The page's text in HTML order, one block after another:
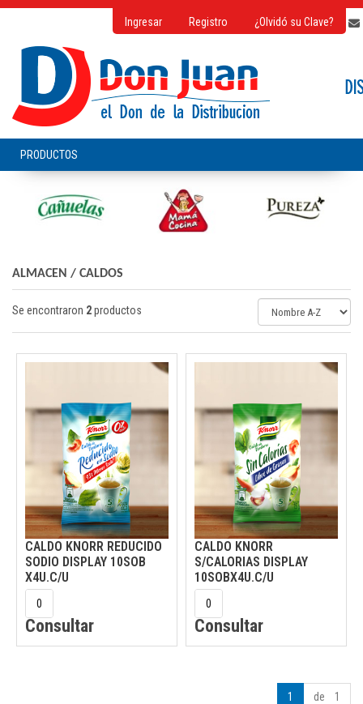
Ingresar Registro ¿Olvidó su Clave?
ALMACEN / CALDOS
Se encontraron 2productos
CALDO KNORR REDUCIDO
SODIO DISPLAY 10SOB
X4U.C/U
Consultar
CALDO KNORR
S/CALORIAS DISPLAY
10SOBX4U.C/U
Consultar
1 de 1